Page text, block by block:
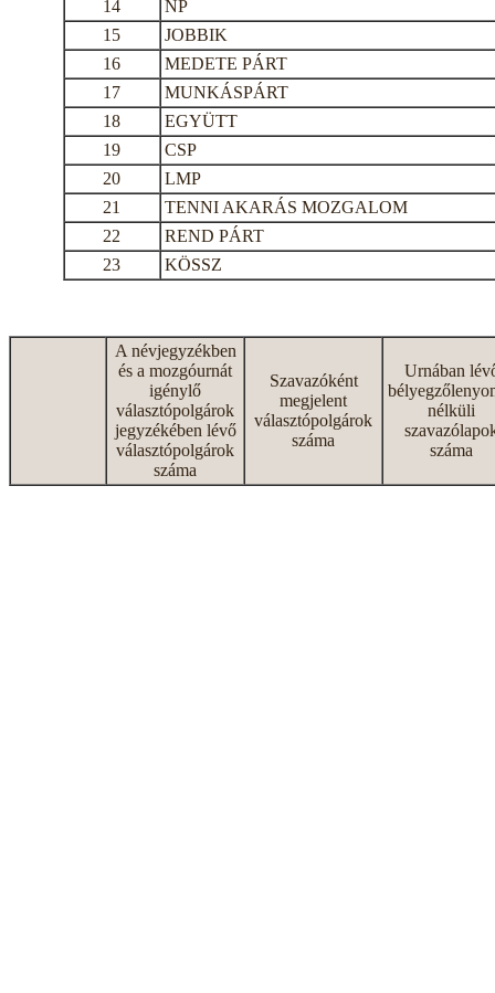
14
NP
15
JOBBIK
16
MEDETE PÁRT
17
MUNKÁSPÁRT
18
EGYÜTT
19
CSP
20
LMP
21
TENNI AKARÁS MOZGALOM
22
REND PÁRT
23
KÖSSZ
A névjegyzékben
és a mozgóurnát
igénylő
választópolgárok
jegyzékében lévő
választópolgárok
száma
Szavazóként
megjelent
választópolgárok
száma
Urnában
nélküli
száma